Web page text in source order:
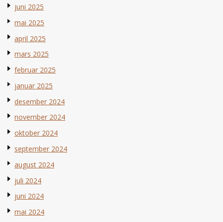
juni 2025
mai 2025
april 2025
mars 2025
februar 2025
januar 2025
desember 2024
november 2024
oktober 2024
september 2024
august 2024
juli 2024
juni 2024
mai 2024